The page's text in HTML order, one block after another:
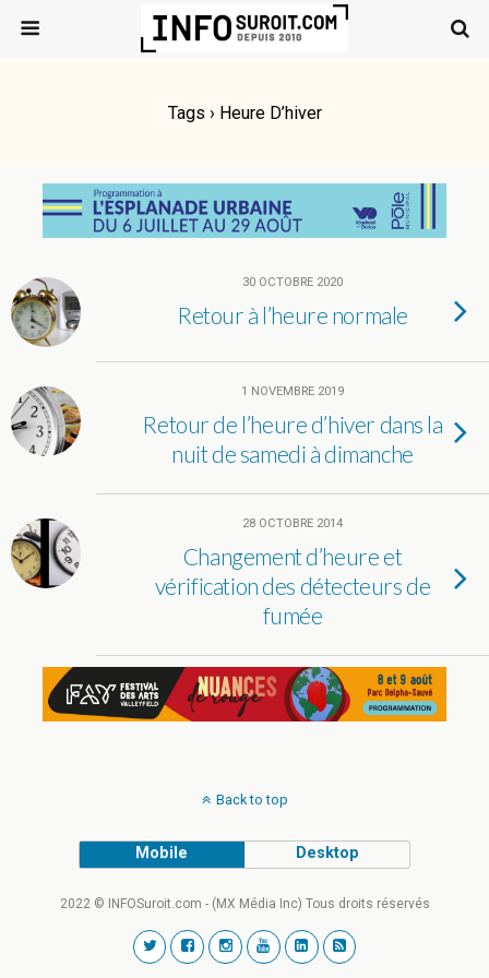
Tags › Heure D’hiver
30 OCTOBRE 2020
Retour à l’heure normale
1 NOVEMBRE 2019
Retour de l’heure d’hiver dans la
nuit de samedi à dimanche
28 OCTOBRE 2014
Changement d’heure et
vérification des détecteurs de
fumée
Back to top
Mobile Desktop
2022 © INFOSuroit.com - (MX Média Inc) Tous droits réservés